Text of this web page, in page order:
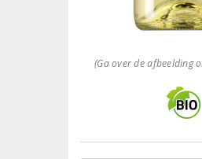
(Ga over de afbeelding